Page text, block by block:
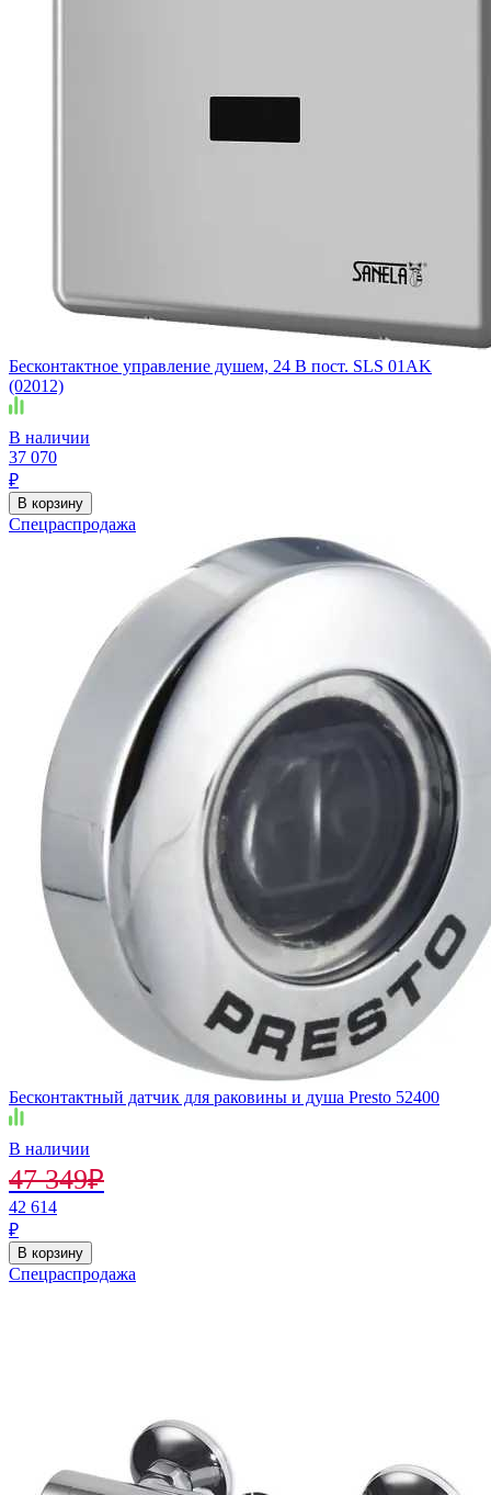
Бесконтактное управление душем, 24 В пост. SLS 01AK
(02012)
В наличии
37 070
₽
В корзину
Спецраспродажа
Бесконтактный датчик для раковины и душа Presto 52400
В наличии
47 349₽
42 614
₽
В корзину
Спецраспродажа